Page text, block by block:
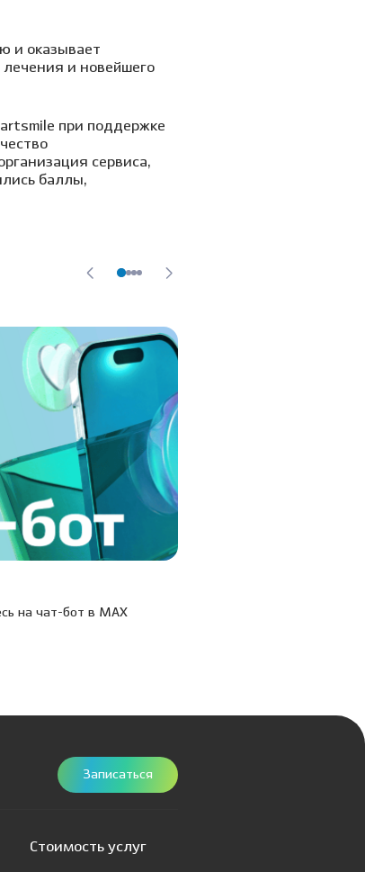
и оказывает
и новейшего
при поддержке
сервиса,
баллы,
на чат-бот в МАХ
Записаться
Стоимость услуг